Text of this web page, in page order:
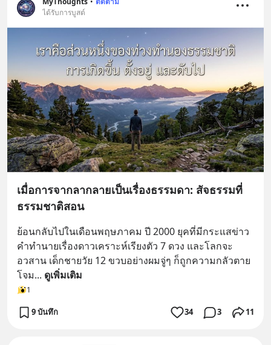
ได้รับการบูสต์
เมื่อการจากลากลายเป็นเรื่องธรรมดา: สัจธรรมที่
ธรรมชาติสอน
ย้อนกลับไปในเดือนพฤษภาคม ปี 2000 ยุคที่มีกระแสข่าว
คำทำนายเรื่องดาวเคราะห์เรียงตัว 7 ดวง และโลกจะ
อวสาน เด็กชายวัย 12 ขวบอย่างผมจู่ๆ ก็ถูกความกลัวตาย
โจม... ดูเพิ่มเติม
1
9 บันทึก 34 3 11